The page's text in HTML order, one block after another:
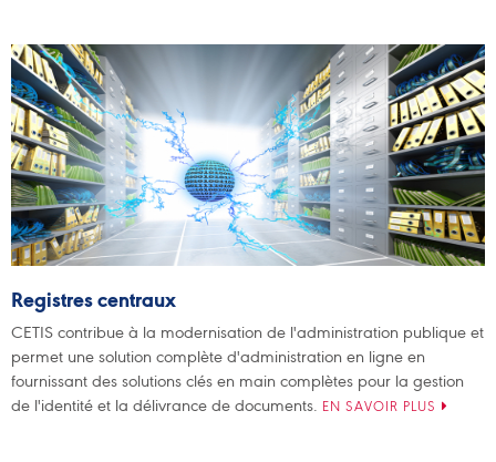
Registres centraux
CETIS contribue à la modernisation de l'administration publique et
permet une solution complète d'administration en ligne en
fournissant des solutions clés en main complètes pour la gestion
de l'identité et la délivrance de documents. EN SAVOIR PLUS